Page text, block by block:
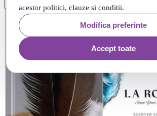
acestor politici, clauze si conditii.
Modifica preferinte
Accept toate